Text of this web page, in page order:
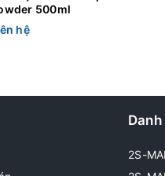
500ml
hệ
2S-